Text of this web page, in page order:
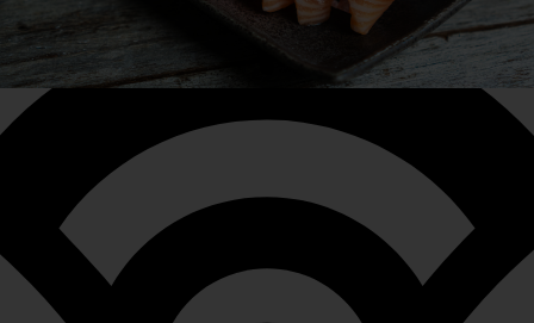
SASHIMI
Découvrez les